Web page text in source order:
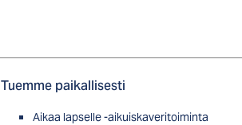
Tuemme paikallisesti
Aikaa lapselle -aikuiskaveritoiminta